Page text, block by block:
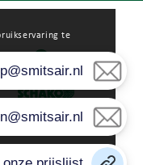
te
en voor
hoe wij cookies
op "Voorkeuren" te
van cookies, klikt u